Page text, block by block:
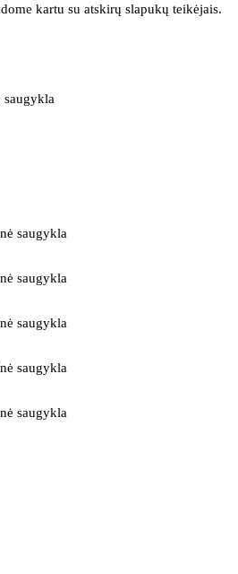
kartu su atskirų slapukų teikėjais.
saugykla
saugykla
saugykla
saugykla
saugykla